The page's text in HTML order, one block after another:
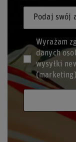
Podaj swój
Wyrażam
danych
wysyłki